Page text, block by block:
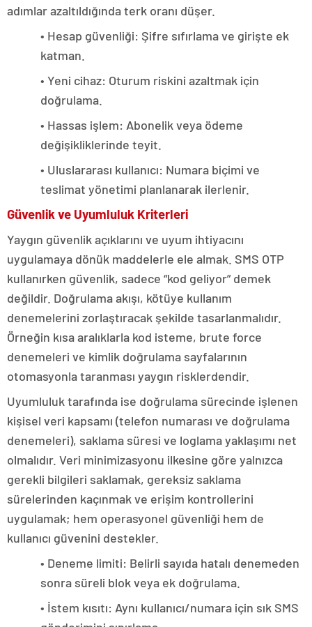
adımlar azaltıldığında terk oranı düşer.
• Hesap güvenliği: Şifre sıfırlama ve girişte ek
katman.
• Yeni cihaz: Oturum riskini azaltmak için
doğrulama.
• Hassas işlem: Abonelik veya ödeme
değişikliklerinde teyit.
• Uluslararası kullanıcı: Numara biçimi ve
teslimat yönetimi planlanarak ilerlenir.
Güvenlik ve Uyumluluk Kriterleri
Yaygın güvenlik açıklarını ve uyum ihtiyacını
uygulamaya dönük maddelerle ele almak. SMS OTP
kullanırken güvenlik, sadece “kod geliyor” demek
değildir. Doğrulama akışı, kötüye kullanım
denemelerini zorlaştıracak şekilde tasarlanmalıdır.
Örneğin kısa aralıklarla kod isteme, brute force
denemeleri ve kimlik doğrulama sayfalarının
otomasyonla taranması yaygın risklerdendir.
Uyumluluk tarafında ise doğrulama sürecinde işlenen
kişisel veri kapsamı (telefon numarası ve doğrulama
denemeleri), saklama süresi ve loglama yaklaşımı net
olmalıdır. Veri minimizasyonu ilkesine göre yalnızca
gerekli bilgileri saklamak, gereksiz saklama
sürelerinden kaçınmak ve erişim kontrollerini
uygulamak; hem operasyonel güvenliği hem de
kullanıcı güvenini destekler.
• Deneme limiti: Belirli sayıda hatalı denemeden
sonra süreli blok veya ek doğrulama.
• İstem kısıtı: Aynı kullanıcı/numara için sık SMS